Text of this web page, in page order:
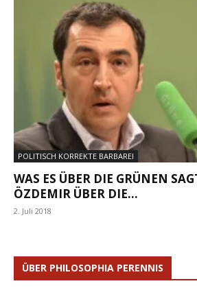
POLITISCH KORREKTE BARBAREI
WAS ES ÜBER DIE GRÜNEN
ÖZDEMIR ÜBER DIE...
2. Juli 2018
ÜBER PHILOSOPHIA PERENNIS